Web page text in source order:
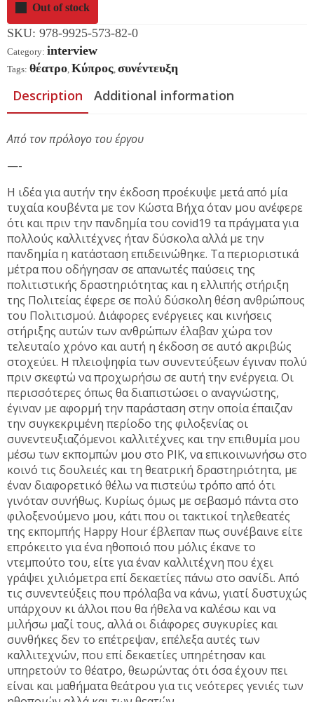
Out of stock
SKU: 978-9925-573-82-0
Category: interview
Tags: θέατρο Κύπρος συνέντευξη
Description Additional information
Από τον πρόλογο του έργου
—-
Η ιδέα για αυτήν την έκδοση προέκυψε μετά από μία
τυχαία κουβέντα με τον Κώστα Βήχα όταν μου ανέφερε
ότι και πριν την πανδημία του covid19 τα πράγματα για
πολλούς καλλιτέχνες ήταν δύσκολα αλλά με την
πανδημία η κατάσταση επιδεινώθηκε. Τα περιοριστικά
μέτρα που οδήγησαν σε απανωτές παύσεις της
πολιτιστικής δραστηριότητας και η ελλιπής στήριξη
της Πολιτείας έφερε σε πολύ δύσκολη θέση ανθρώπους
του Πολιτισμού. Διάφορες ενέργειες και κινήσεις
στήριξης αυτών των ανθρώπων έλαβαν χώρα τον
τελευταίο χρόνο και αυτή η έκδοση σε αυτό ακριβώς
στοχεύει. Η πλειοψηφία των συνεντεύξεων έγιναν πολύ
πριν σκεφτώ να προχωρήσω σε αυτή την ενέργεια. Οι
περισσότερες όπως θα διαπιστώσει ο αναγνώστης,
έγιναν με αφορμή την παράσταση στην οποία έπαιζαν
την συγκεκριμένη περίοδο της φιλοξενίας οι
συνεντευξιαζόμενοι καλλιτέχνες και την επιθυμία μου
μέσω των εκπομπών μου στο ΡΙΚ, να επικοινωνήσω στο
κοινό τις δουλειές και τη θεατρική δραστηριότητα, με
έναν διαφορετικό θέλω να πιστεύω τρόπο από ότι
γινόταν συνήθως. Κυρίως όμως με σεβασμό πάντα στο
φιλοξενούμενο μου, κάτι που οι τακτικοί τηλεθεατές
της εκπομπής Happy Hour έβλεπαν πως συνέβαινε είτε
επρόκειτο για ένα ηθοποιό που μόλις έκανε το
ντεμπούτο του, είτε για έναν καλλιτέχνη που έχει
γράψει χιλιόμετρα επί δεκαετίες πάνω στο σανίδι. Από
τις συνεντεύξεις που πρόλαβα να κάνω, γιατί δυστυχώς
υπάρχουν κι άλλοι που θα ήθελα να καλέσω και να
μιλήσω μαζί τους, αλλά οι διάφορες συγκυρίες και
συνθήκες δεν το επέτρεψαν, επέλεξα αυτές των
καλλιτεχνών, που επί δεκαετίες υπηρέτησαν και
υπηρετούν το θέατρο, θεωρώντας ότι όσα έχουν πει
είναι και μαθήματα θεάτρου για τις νεότερες γενιές των